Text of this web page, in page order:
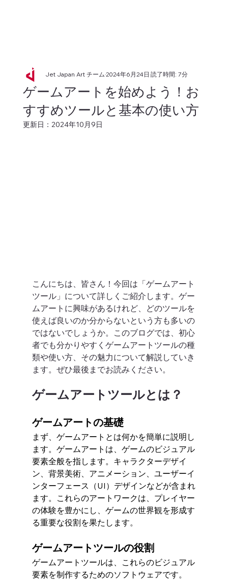
ゲームアートを始めよう！お
すすめツールと基本の使い方
Jet Japan Art チーム2024年6月24日 読了時間: 7分
更新日： 2024年10月9日
こんにちは、皆さん！今回は「ゲームアート
ツール」について詳しくご紹介します。ゲー
ムアートに興味があるけれど、どのツールを
使えば良いのか分からないという方も多いの
ではないでしょうか。このブログでは、初心
者でも分かりやすくゲームアートツールの種
類や使い方、その魅力について解説していき
ます。ぜひ最後までお読みください。
ゲームアートツールとは？
ゲームアートの基礎
まず、ゲームアートとは何かを簡単に説明し
ます。ゲームアートは、ゲームのビジュアル
要素全般を指します。キャラクターデザイ
ン、背景美術、アニメーション、ユーザーイ
ンターフェース（UI）デザインなどが含まれ
ます。これらのアートワークは、プレイヤー
の体験を豊かにし、ゲームの世界観を形成す
る重要な役割を果たします。
ゲームアートツールの役割
ゲームアートツールは、これらのビジュアル
要素を制作するためのソフトウェアです。